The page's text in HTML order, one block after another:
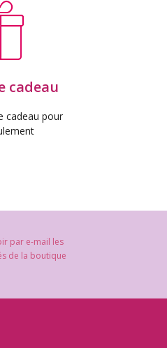
cadeau
cadeau pour
par e-mail les
de la boutique